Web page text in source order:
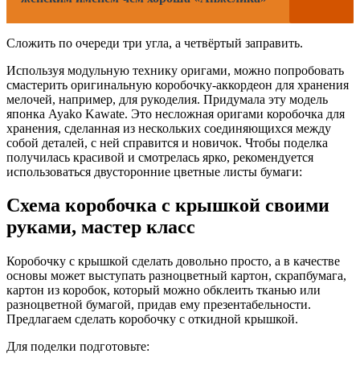
Сложить по очереди три угла, а четвёртый заправить.
Используя модульную технику оригами, можно попробовать
смастерить оригинальную коробочку-аккордеон для хранения
мелочей, например, для рукоделия. Придумала эту модель
японка Ayako Kawate. Это несложная оригами коробочка для
хранения, сделанная из нескольких соединяющихся между
собой деталей, с ней справится и новичок. Чтобы поделка
получилась красивой и смотрелась ярко, рекомендуется
использоваться двусторонние цветные листы бумаги:
Схема коробочка с крышкой своими
руками, мастер класс
Коробочку с крышкой сделать довольно просто, а в качестве
основы может выступать разноцветный картон, скрапбумага,
картон из коробок, который можно обклеить тканью или
разноцветной бумагой, придав ему презентабельности.
Предлагаем сделать коробочку с откидной крышкой.
Для поделки подготовьте: